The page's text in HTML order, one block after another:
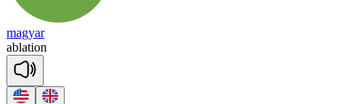
magyar
ablation